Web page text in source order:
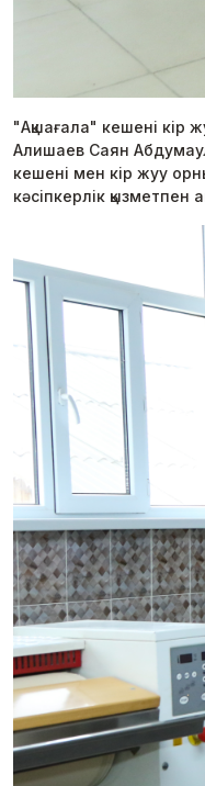
"Ақшағала" кешені кір
Алишаев Саян
кешені мен кір жуу
кәсіпкерлік